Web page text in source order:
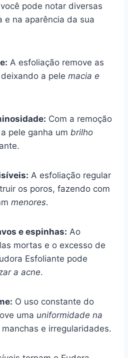
pode notar diversas
e na aparência da sua
A esfoliação remove as
a pele macia e
Com a remoção
pele ganha um brilho
A esfoliação regular
os poros, fazendo com
menores.
e espinhas: Ao
mortas e o excesso de
Esfoliante pode
a acne.
O uso constante do
uma uniformidade na
e irregularidades.